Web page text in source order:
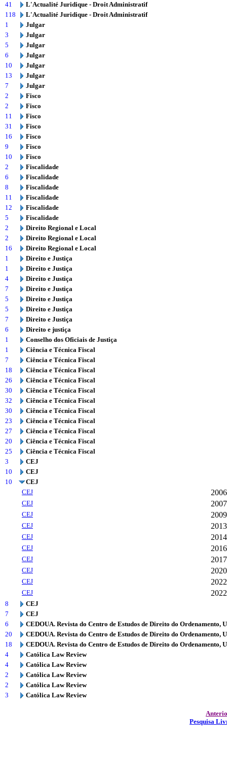
41
L'Actualité Juridique - Droit Administratif
118
L'Actualité Juridique - Droit Administratif
1
Julgar
3
Julgar
5
Julgar
6
Julgar
10
Julgar
13
Julgar
7
Julgar
2
Fisco
2
Fisco
11
Fisco
31
Fisco
16
Fisco
9
Fisco
10
Fisco
2
Fiscalidade
6
Fiscalidade
8
Fiscalidade
11
Fiscalidade
12
Fiscalidade
5
Fiscalidade
2
Direito Regional e Local
2
Direito Regional e Local
16
Direito Regional e Local
1
Direito e Justiça
1
Direito e Justiça
4
Direito e Justiça
7
Direito e Justiça
5
Direito e Justiça
5
Direito e Justiça
7
Direito e Justiça
6
Direito e justiça
1
Conselho dos Oficiais de Justiça
1
Ciência e Técnica Fiscal
7
Ciência e Técnica Fiscal
18
Ciência e Técnica Fiscal
26
Ciência e Técnica Fiscal
30
Ciência e Técnica Fiscal
32
Ciência e Técnica Fiscal
30
Ciência e Técnica Fiscal
23
Ciência e Técnica Fiscal
27
Ciência e Técnica Fiscal
20
Ciência e Técnica Fiscal
25
Ciência e Técnica Fiscal
3
CEJ
10
CEJ
10
CEJ
CEJ
2006
CEJ 2007
CEJ 2009
CEJ 2013
CEJ 2014
CEJ 2016
CEJ 2017
CEJ 2020
CEJ 2022
CEJ 2022
8
CEJ
7
CEJ
6
CEDOUA. Revista do Centro de Estudos de Direito do Ordenamento,
20
CEDOUA. Revista do Centro de Estudos de Direito do Ordenamento,
18
CEDOUA. Revista do Centro de Estudos de Direito do Ordenamento,
4
Católica Law Review
4
Católica Law Review
2
Católica Law Review
2
Católica Law Review
3
Católica Law Review
Pesquisa